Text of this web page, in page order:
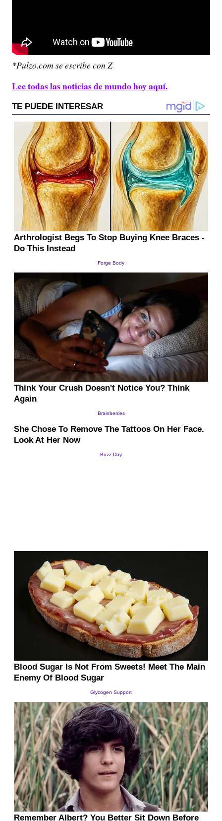
*Pulzo.com se escribe con Z
Lee todas las noticias de mundo hoy aquí.